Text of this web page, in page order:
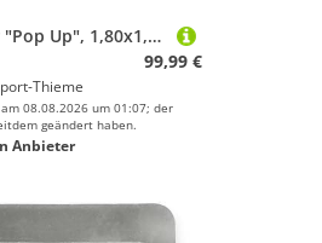
Handballtor "Pop Up", 1,80x1,20 m
99,99 €
Thieme
08.08.2026 um 01:07; der
geändert haben.
Anbieter